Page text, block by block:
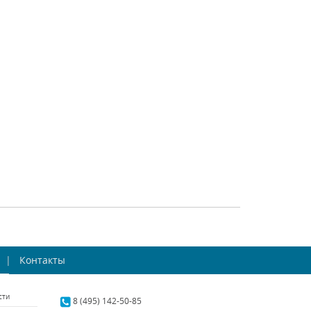
Flick 44.3618
Под заказ
Настенный
светильник Inodesign
Есть в наличии
Контакты
8 (495) 142-50-85